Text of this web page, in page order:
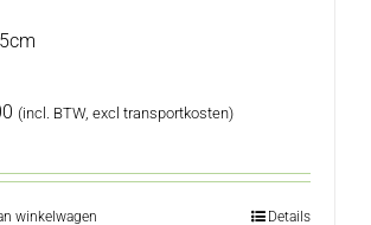
Huidige
(incl. BTW, excl transportkosten)
winkelwagen Details